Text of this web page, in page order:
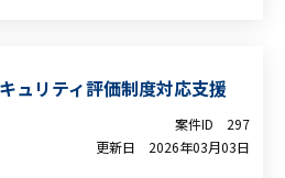
ュメント管理
ーム内でのコミュニケーション／
験ュリティ評価制度対応支援
案件ID
297
更新日
2026年03月03日